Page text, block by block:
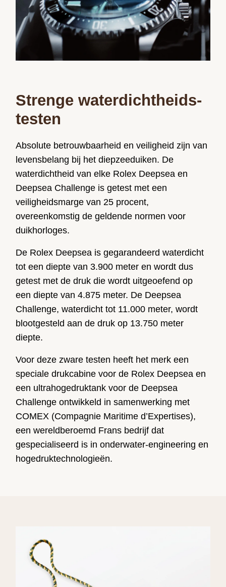
Strenge waterdichtheids­
testen
Absolute betrouwbaarheid en veiligheid zijn van
levensbelang bij het diepzeeduiken. De
waterdichtheid van elke Rolex Deepsea en
Deepsea Challenge is getest met een
veiligheidsmarge van 25 procent,
overeenkomstig de geldende normen voor
duikhorloges.
De Rolex Deepsea is gegarandeerd waterdicht
tot een diepte van 3.900 meter en wordt dus
getest met de druk die wordt uitgeoefend op
een diepte van 4.875 meter. De Deepsea
Challenge, waterdicht tot 11.000 meter, wordt
blootgesteld aan de druk op 13.750 meter
diepte.
Voor deze zware testen heeft het merk een
speciale drukcabine voor de Rolex Deepsea en
een ultrahogedruktank voor de Deepsea
Challenge ontwikkeld in samenwerking met
COMEX (Compagnie Maritime d’Expertises),
een wereldberoemd Frans bedrijf dat
gespecialiseerd is in onderwater-engineering en
hogedruk­technologieën.